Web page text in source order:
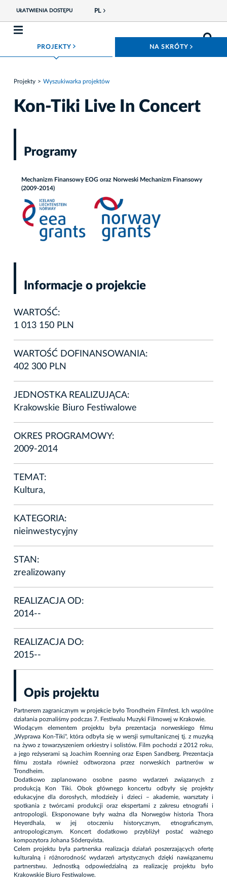
UŁATWIENIA DOSTĘPU PL
PROJEKTY ROZWIŃ MENU NA SKRÓTY
Projekty Wyszukiwarka projektów
Kon-Tiki Live In Concert
Programy
Mechanizm Finansowy EOG oraz Norweski Mechanizm Finansowy
(2009-2014)
Informacje o projekcie
WARTOŚĆ:
1 013 150 PLN
WARTOŚĆ DOFINANSOWANIA:
402 300 PLN
JEDNOSTKA REALIZUJĄCA:
Krakowskie Biuro Festiwalowe
OKRES PROGRAMOWY:
2009-2014
TEMAT:
Kultura,
KATEGORIA:
nieinwestycyjny
STAN:
zrealizowany
REALIZACJA OD:
2014--
REALIZACJA DO:
2015--
Opis projektu
Partnerem zagranicznym w projekcie było Trondheim Filmfest. Ich wspólne
działania poznaliśmy podczas 7. Festiwalu Muzyki Filmowej w Krakowie.
Wiodącym elementem projektu była prezentacja norweskiego filmu
„Wyprawa Kon-Tiki", która odbyła się w wersji symultanicznej tj. z muzyką
na żywo z towarzyszeniem orkiestry i solistów. Film pochodzi z 2012 roku,
a jego reżyserami są Joachim Roenning oraz Espen Sandberg. Prezentacja
filmu została również odtworzona przez norweskich partnerów w
Trondheim.
Dodatkowo zaplanowano osobne pasmo wydarzeń związanych z
produkcją Kon Tiki. Obok głównego koncertu odbyły się projekty
edukacyjne dla dorosłych, młodzieży i dzieci – akademie, warsztaty i
spotkania z twórcami produkcji oraz ekspertami z zakresu etnografii i
antropologii. Eksponowane były ważna dla Norwegów historia Thora
Heyerdhala, w jej otoczeniu historycznym, etnograficznym,
antropologicznym. Koncert dodatkowo przybliżył postać ważnego
kompozytora Johana Söderqvista.
Celem projektu była partnerska realizacja działań poszerzających ofertę
kulturalną i różnorodność wydarzeń artystycznych dzięki nawiązanemu
partnerstwu. Jednostką odpowiedzialną za realizację projektu było
Krakowskie Biuro Festiwalowe.